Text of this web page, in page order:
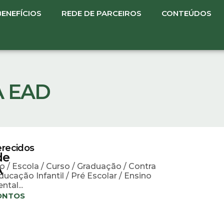
REDE DE PARCEIROS CONTEÚDOS
EAD
/ Escola / Curso / Graduação / Contra
Infantil / Pré Escolar / Ensino